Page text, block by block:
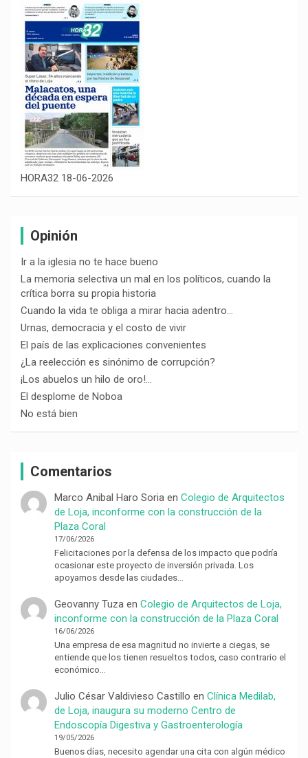
HORA32 18-06-2026
Opinión
Ir a la iglesia no te hace bueno
La memoria selectiva un mal en los políticos, cuando la
crítica borra su propia historia
Cuando la vida te obliga a mirar hacia adentro…
Urnas, democracia y el costo de vivir
El país de las explicaciones convenientes
¿La reelección es sinónimo de corrupción?
¡Los abuelos un hilo de oro!…
El desplome de Noboa
No está bien
Comentarios
Marco Anibal Haro Soria en Colegio de Arquitectos
de Loja, inconforme con la construcción de la
Plaza Coral
17/06/2026
Felicitaciones por la defensa de los impacto que podría
ocasionar este proyecto de inversión privada. Los
apoyamos desde las ciudades…
Geovanny Tuzaen Colegio de Arquitectos de Loja,
inconforme con la construcción de la Plaza Coral
16/06/2026
Una empresa de esa magnitud no invierte a ciegas, se
entiende que los tienen resueltos todos, caso contrario el
económico…
Julio César Valdivieso Castillo en Clínica Medilab,
de Loja, inaugura su moderno Centro de
Endoscopía Digestiva y Gastroenterología
19/05/2026
Buenos días, necesito agendar una cita con algún médico